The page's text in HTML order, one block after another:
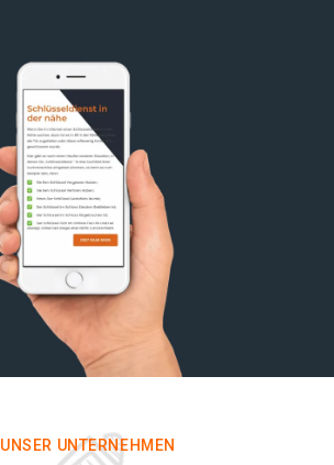
UNSER UNTERNEHMEN